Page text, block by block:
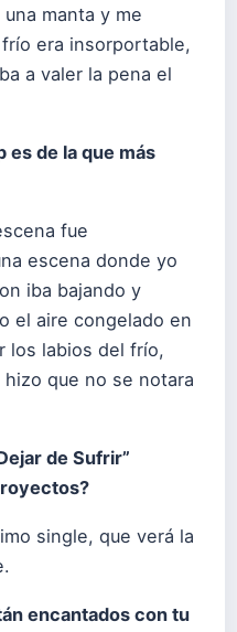
manta y me
era insorportable,
a valer la pena el
es de la que más
fue
escena donde yo
iba bajando y
el aire congelado en
los labios del frío,
que no se notara
de Sufrir”
single, que verá la
encantados con tu